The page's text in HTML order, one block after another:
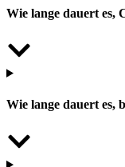
Wie lange dauert es,
Wie lange dauert es,